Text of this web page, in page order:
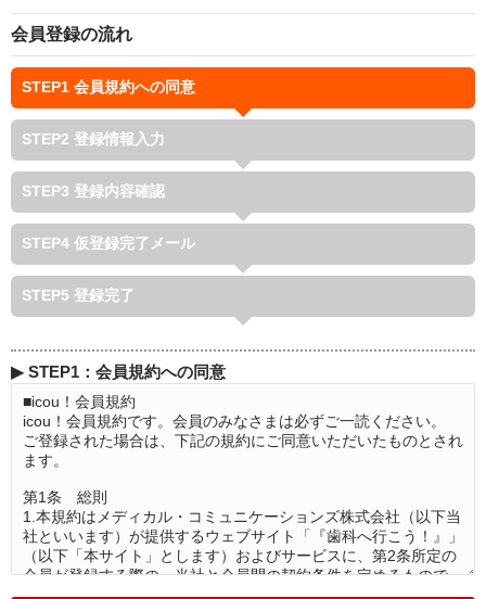
会員登録の流れ
STEP1 会員規約への同意
STEP2 登録情報入力
STEP3 登録内容確認
STEP4 仮登録完了メール
STEP5 登録完了
▶ STEP1：会員規約への同意